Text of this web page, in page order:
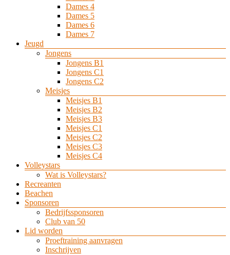
Dames 4
Dames 5
Dames 6
Dames 7
Jeugd
Jongens
Jongens B1
Jongens C1
Jongens C2
Meisjes
Meisjes B1
Meisjes B2
Meisjes B3
Meisjes C1
Meisjes C2
Meisjes C3
Meisjes C4
Volleystars
Wat is Volleystars?
Recreanten
Beachen
Sponsoren
Bedrijfssponsoren
Club van 50
Lid worden
Proeftraining aanvragen
Inschrijven